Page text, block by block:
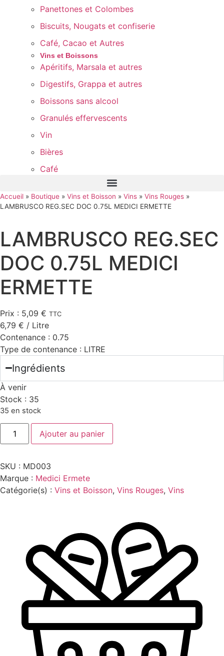
Panettones et Colombes
Biscuits, Nougats et confiserie
Café, Cacao et Autres
Vins et Boissons
Apéritifs, Marsala et autres
Digestifs, Grappa et autres
Boissons sans alcool
Granulés effervescents
Vin
Bières
Café
Accueil » Boutique » Vins et Boisson » Vins » Vins Rouges »
LAMBRUSCO REG.SEC DOC 0.75L MEDICI ERMETTE
LAMBRUSCO REG.SEC
DOC 0.75L MEDICI
ERMETTE
Prix : 5,09 € TTC
6,79 € / Litre
Contenance : 0.75
Type de contenance : LITRE
Ingrédients
À venir
Stock : 35
35 en stock
quantité
LAMBRUSCO
0.75L
MEDICI
ERMETTE
Ajouter au panier
SKU : MD003
Marque : Medici Ermete
Catégorie(s) : Vins et Boisson, Vins Rouges, Vins